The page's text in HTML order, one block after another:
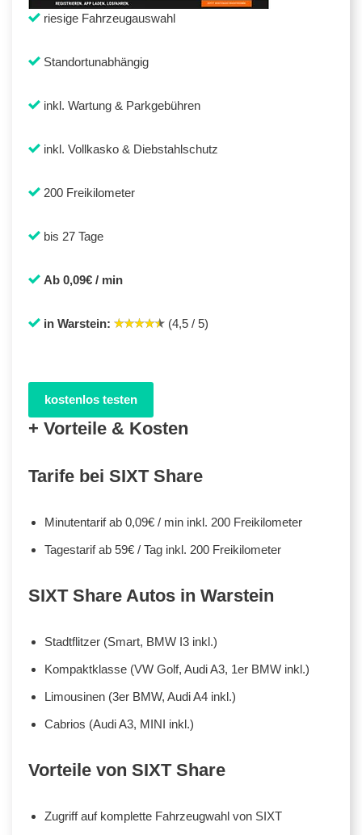
riesige Fahrzeugauswahl
Standortunabhängig
inkl. Wartung & Parkgebühren
inkl. Vollkasko & Diebstahlschutz
200 Freikilometer
bis 27 Tage
Ab 0,09€ / min
in Warstein: (4,5 / 5)
kostenlos testen
+ Vorteile & Kosten
Tarife bei SIXT Share
Minutentarif ab 0,09€ / min inkl. 200 Freikilometer
Tagestarif ab 59€ / Tag inkl. 200 Freikilometer
SIXT Share Autos in Warstein
Stadtflitzer (Smart, BMW I3 inkl.)
Kompaktklasse (VW Golf, Audi A3, 1er BMW inkl.)
Limousinen (3er BMW, Audi A4 inkl.)
Cabrios (Audi A3, MINI inkl.)
Vorteile von SIXT Share
Zugriff auf komplette Fahrzeugwahl von SIXT